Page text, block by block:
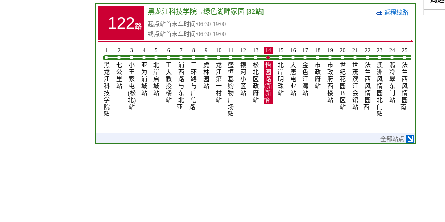
122路
黑龙江科技学院→绿色湖畔家园 [32站]
返程线路
起点站首末车时间:06:30-19:00
终点站首末车时间:06:30-19:00
1
黑
龙
江
科
技
学
院
站
2
七
公
里
站
3
小
王
家
屯
(松
北)
站
4
亚
为
浦
城
站
5
北
岸
启
城
站
6
工
大
教
授
楼
站
7
浦
西
路
与
东
北
亚…
8
三
环
路
与
广
信
路…
9
虎
林
园
站
10
龙
江
第
一
村
站
11
盛
恒
基
购
物
广
场
站
12
银
河
小
区
站
13
松
北
区
政
府
站
14
怡
园
路
(新
新
怡…
15
北
岸
明
珠
站
16
大
唐
电
业
站
17
金
色
江
湾
站
18
市
政
府
站
19
市
政
府
西
楼
站
20
世
纪
花
园
B
区
站
21
世
茂
滨
江
会
馆
站
22
法
兰
西
风
情
园
西…
23
澳
洲
风
情
园
北
门
站
24
翡
冷
翠
东
门
站
25
法
兰
西
风
情
园
南…
全部站点